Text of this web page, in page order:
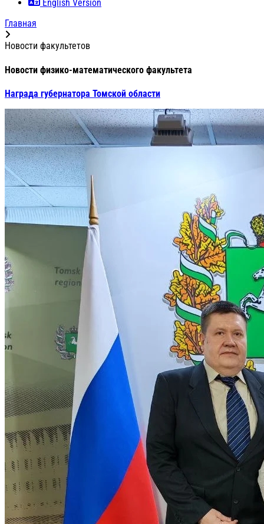
English Version
Главная
Новости факультетов
Новости физико-математического факультета
Награда губернатора Томской области